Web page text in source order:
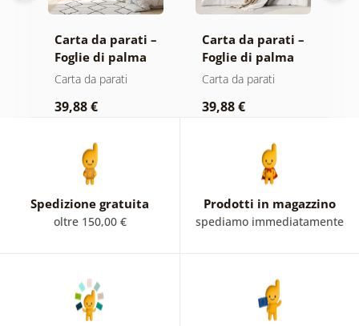
Carta da parati –
Foglie di palma
dorate su sfondo
Carta da parati
39,88 €
Carta da parati –
Foglie di palma
nella giungla
Carta da parati
39,88 €
Spedizione gratuita
oltre 150,00 €
Prodotti in magazzino
spediamo immediatamente